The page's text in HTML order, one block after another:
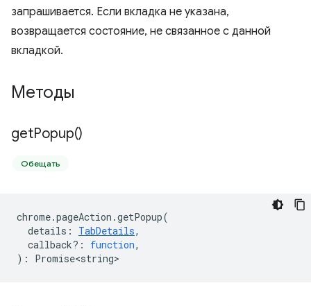
запрашивается. Если вкладка не указана,
возвращается состояние, не связанное с данной
вкладкой.
Методы
getPopup()
Обещать
chrome.pageAction .getPopup(
details : TabDetails,
callback? : function,
) : Promise<string>